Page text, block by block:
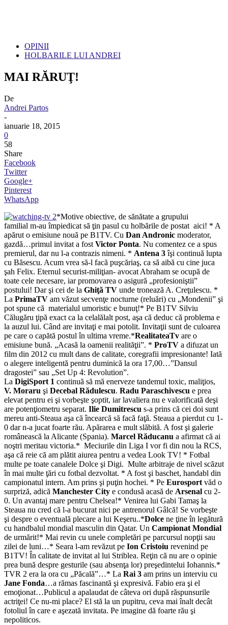
OPINII
HOLBARILE LUI ANDREI
MAI RĂRUŢ!
De
Andrei Partos
-
ianuarie 18, 2015
0
58
Share
Facebook
Twitter
Google+
Pinterest
WhatsApp
*Motive obiective, de sănătate a grupului
familial m-au împiedicat să ţin pasul cu holbările de postat aici! * A
apărut o emisiune nouă pe B1TV. Cu Dan Andronic moderator,
gazdă…primul invitat a fost Victor Ponta. Nu comentez ce a spus
premierul, dar nu l-a contrazis nimeni. * Antena 3îşi continuă lupta
cu Băsescu. Acum vrea să-l facă puşcăriaş, ca să aibă cu cine juca
şah Felix. Eternul securist-miliţian- avocat Abraham se ocupă de
toate cele necesare, iar promovarea o asigură „profesioniştii”
postului! Dar şi cei de la Ghiţă TV unde tronează A. Creţulescu. *
La PrimaTV am văzut secvenţe nocturne (reluări) cu „Mondenii” şi
pot spune că materialul umoristic e bunuţ!* Pe B1TV Silviu
Călugăru ţipă exact ca la celalălalt post, aşa că deduc că problema e
la auzul lui. Când are invitaţi e mai potolit. Invitaţii sunt de culoarea
pe care o capătă postul în ultima vreme.*RealitateaTv are o
emisiune bună. „Acasă la oamenii realităţii”. * ProTV a difuzat un
film din 2012 cu mult dans de calitate, coregrafii impresionante! Iată
o alegere inteligentă pentru duminică la ora 17,00…”Dansul
dragostei” sau „Set Up 4: Revolution”.
La DigiSport 1 continuă să mă enerveze tandemul toxic, maliţios,
V. Moraru şi Decebal Rădulescu. Radu Paraschivescu e prea
elevat pentru ei şi vorbeşte şoptit, iar lavaliera nu e valorificată deşi
are potenţiometru separat. Ilie Dumitrescu s-a prins că cei doi sunt
mereu anti-Steaua aşa că încearcă să facă faţă. Steaua a pierdut cu 1-
0 dar n-a jucat foarte rău. Apărarea e mult slăbită. A fost şi galerie
românească la Alicante (Spania). Marcel Răducanu a afirmat că ai
noştri meritau victoria.* Meciurile din Liga I vor fi din nou la RCS,
aşa că reie că am plătit aiurea pentru a vedea Look TV! * Fotbal
multe pe toate canalele Dolce şi Digi. Multe arbitraje de nivel scăzut
în mai multe ţări cu fotbal dezvoltat. * A fost şi baschet, handabl din
campionatul intern. Am prins şi puţin hochei. * Pe Eurosport văd o
surpriză, adică Manchester City e condusă acasă de Arsenal cu 2-
0. Un avantaj mare pentru Chelsea!* Venirea lui Gabi Tamaş la
Steaua nu cred că l-a bucurat nici pe antrenorul Gâlcă! Se vorbeşte
şi despre o eventuală plecare a lui Keşeru..*Dolce ne ţine în legătură
cu handbalul mondial masculin din Qatar. Un Campionat Mondial
de urmărit!* Mai revin cu unele completări pe parcursul nopţii sau
zilei de luni…* Seara l-am revăzut pe Ion Cristoiu revenind pe
B1TV! În calitate de invitat al lui Striblea. Reţin că nu are o opinie
prea bună despre gesturile (sau absenţa lor) preşedintelui Iohannis.*
TVR 2 era la ora cu „Păcală”…* La Rai 3 am prins un interviu cu
Jane Fonda…a rămas fascinantă şi expresivă. Fabio era şi el
emoţionat…Publicul a apalaudat de câteva ori după răspunsurile
actriţei! Ce nu-mi place? El stă la un pupitru, ceva mai înalt decât
fotoliul în care e aşezată invitata. Pe imagine dă foarte rău şi
nepoliticos.